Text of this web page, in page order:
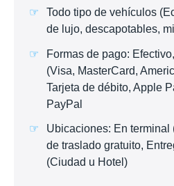
Todo tipo de vehículos
de lujo, descapotables,
Formas de pago:
(Visa, MasterCard,
Tarjeta de débito, Apple
PayPal
Ubicaciones: En terminal
de traslado gratuito,
(Ciudad u Hotel)